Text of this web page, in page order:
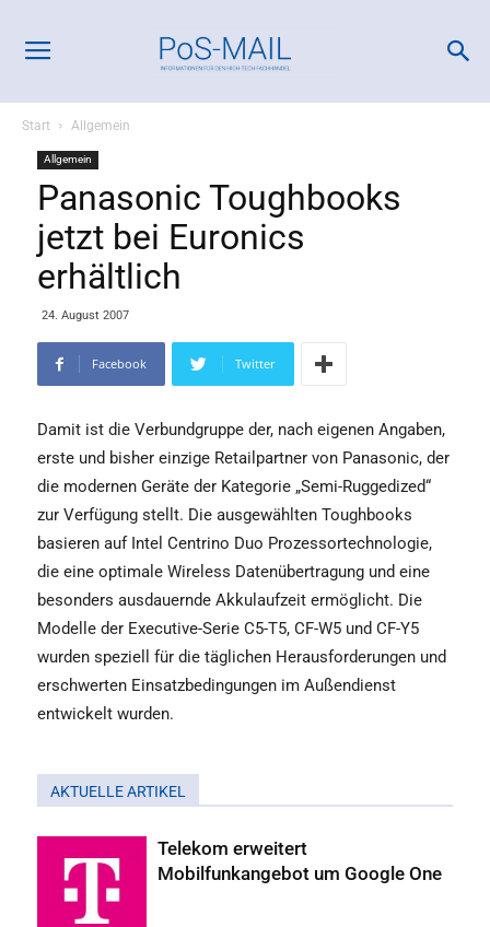
Start Allgemein
Allgemein
Panasonic Toughbooks
jetzt bei Euronics
erhältlich
24. August 2007
Facebook Twitter
Damit ist die Verbundgruppe der, nach eigenen Angaben,
erste und bisher einzige Retailpartner von Panasonic, der
die modernen Geräte der Kategorie „Semi-Ruggedized“
zur Verfügung stellt. Die ausgewählten Toughbooks
basieren auf Intel Centrino Duo Prozessortechnologie,
die eine optimale Wireless Datenübertragung und eine
besonders ausdauernde Akkulaufzeit ermöglicht. Die
Modelle der Executive-Serie C5-T5, CF-W5 und CF-Y5
wurden speziell für die täglichen Herausforderungen und
erschwerten Einsatzbedingungen im Außendienst
entwickelt wurden.
AKTUELLE ARTIKEL
Telekom erweitert
Mobilfunkangebot um Google One